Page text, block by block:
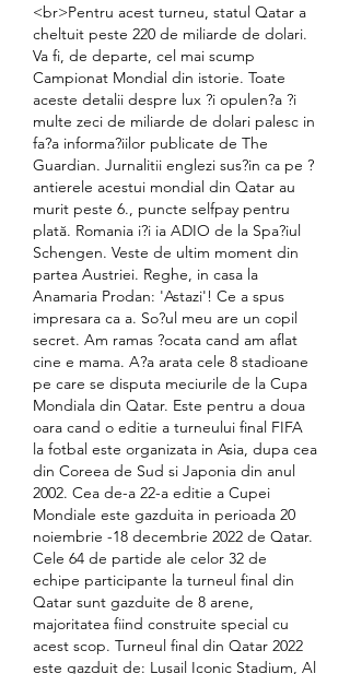
<br>Pentru acest turneu, statul Qatar a
cheltuit peste 220 de miliarde de dolari.
Va fi, de departe, cel mai scump
Campionat Mondial din istorie. Toate
aceste detalii despre lux ?i opulen?a ?i
multe zeci de miliarde de dolari palesc in
fa?a informa?iilor publicate de The
Guardian. Jurnalitii englezi sus?in ca pe ?
antierele acestui mondial din Qatar au
murit peste 6., puncte selfpay pentru
plată. Romania i?i ia ADIO de la Spa?iul
Schengen. Veste de ultim moment din
partea Austriei. Reghe, in casa la
Anamaria Prodan: 'Astazi'! Ce a spus
impresara ca a. So?ul meu are un copil
secret. Am ramas ?ocata cand am aflat
cine e mama. A?a arata cele 8 stadioane
pe care se disputa meciurile de la Cupa
Mondiala din Qatar. Este pentru a doua
oara cand o editie a turneului final FIFA
la fotbal este organizata in Asia, dupa cea
din Coreea de Sud si Japonia din anul
2002. Cea de-a 22-a editie a Cupei
Mondiale este gazduita in perioada 20
noiembrie -18 decembrie 2022 de Qatar.
Cele 64 de partide ale celor 32 de
echipe participante la turneul final din
Qatar sunt gazduite de 8 arene,
majoritatea fiind construite special cu
acest scop. Turneul final din Qatar 2022
este gazduit de: Lusail Iconic Stadium, Al